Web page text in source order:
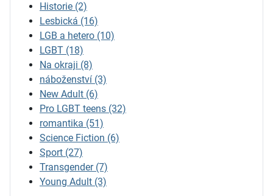
Historie (2)
Lesbická (16)
LGB a hetero (10)
LGBT (18)
Na okraji (8)
náboženství (3)
New Adult (6)
Pro LGBT teens (32)
romantika (51)
Science Fiction (6)
Sport (27)
Transgender (7)
Young Adult (3)